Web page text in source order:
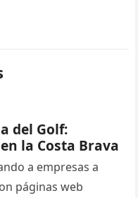
del Golf:
la Costa Brava
a empresas a
páginas web